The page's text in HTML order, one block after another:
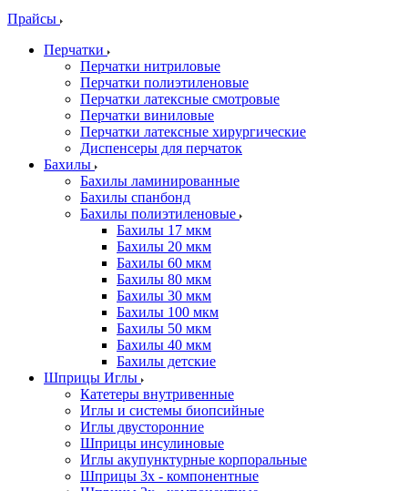
Прайсы
Перчатки
Перчатки нитриловые
Перчатки полиэтиленовые
Перчатки латексные смотровые
Перчатки виниловые
Перчатки латексные хирургические
Диспенсеры для перчаток
Бахилы
Бахилы ламинированные
Бахилы спанбонд
Бахилы полиэтиленовые
Бахилы 17 мкм
Бахилы 20 мкм
Бахилы 60 мкм
Бахилы 80 мкм
Бахилы 30 мкм
Бахилы 100 мкм
Бахилы 50 мкм
Бахилы 40 мкм
Бахилы детские
Шприцы Иглы
Катетеры внутривенные
Иглы и системы биопсийные
Иглы двусторонние
Шприцы инсулиновые
Иглы акупунктурные корпоральные
Шприцы 3х - компонентные